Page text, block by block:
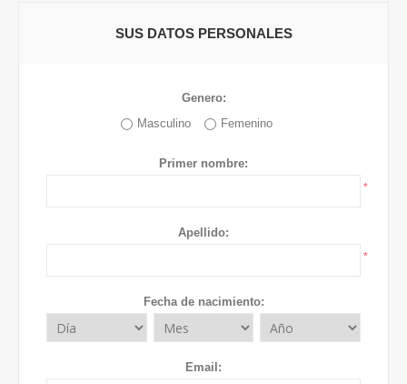
SUS DATOS PERSONALES
Genero:
Masculino
Femenino
Primer nombre:
*
Apellido:
*
Fecha de nacimiento:
Email: